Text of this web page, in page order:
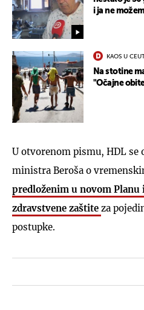
i ja ne
KAOS U
Na stotine
"Očajne
U otvorenom pismu, HDL se
ministra Beroša o
predloženim u novom
zdravstvene zaštite za
postupke.